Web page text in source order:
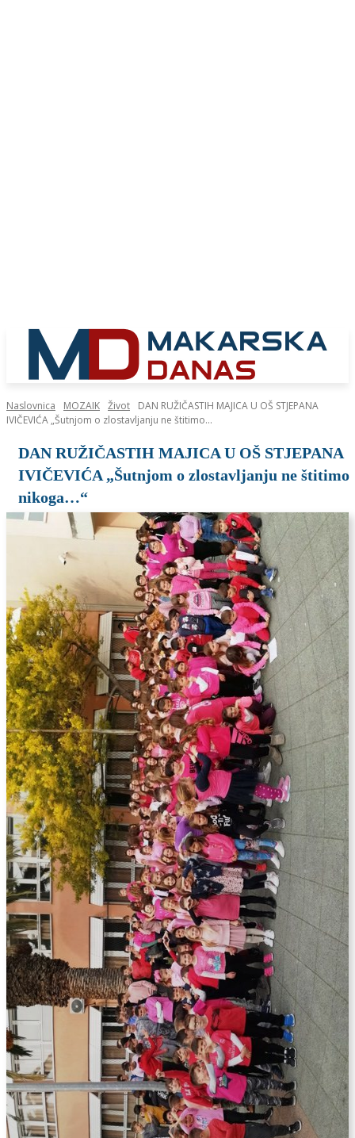
Naslovnica MOZAIK Život
DAN RUŽIČASTIH MAJICA U OŠ STJEPANA
IVIČEVIĆA „Šutnjom o zlostavljanju ne štitimo...
DAN RUŽIČASTIH MAJICA U OŠ STJEPANA
IVIČEVIĆA „Šutnjom o zlostavljanju ne štitimo
nikoga…“